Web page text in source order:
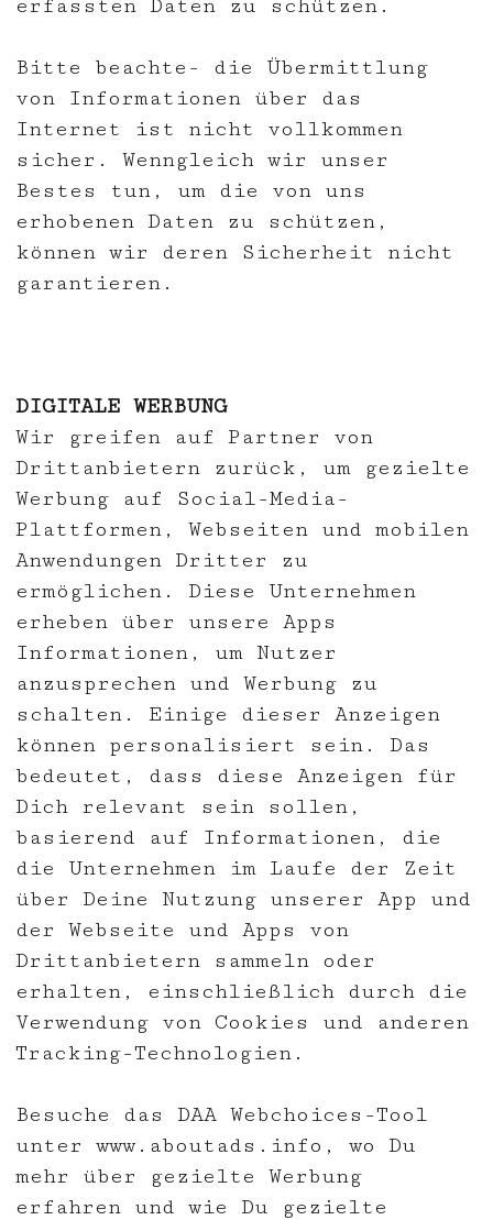
erfassten Daten zu schützen.
Bitte beachte- die Übermittlung
von Informationen über das
Internet ist nicht vollkommen
sicher. Wenngleich wir unser
Bestes tun, um die von uns
erhobenen Daten zu schützen,
können wir deren Sicherheit nicht
garantieren.
DIGITALE WERBUNG
Wir greifen auf Partner von
Drittanbietern zurück, um gezielte
Werbung auf Social-Media-
Plattformen, Webseiten und mobilen
Anwendungen Dritter zu
ermöglichen. Diese Unternehmen
erheben über unsere Apps
Informationen, um Nutzer
anzusprechen und Werbung zu
schalten. Einige dieser Anzeigen
können personalisiert sein. Das
bedeutet, dass diese Anzeigen für
Dich relevant sein sollen,
basierend auf Informationen, die
die Unternehmen im Laufe der Zeit
über Deine Nutzung unserer App und
der Webseite und Apps von
Drittanbietern sammeln oder
erhalten, einschließlich durch die
Verwendung von Cookies und anderen
Tracking-Technologien.
Besuche das DAA Webchoices-Tool
unter www.aboutads.info , wo Du
mehr über gezielte Werbung
erfahren und wie Du gezielte